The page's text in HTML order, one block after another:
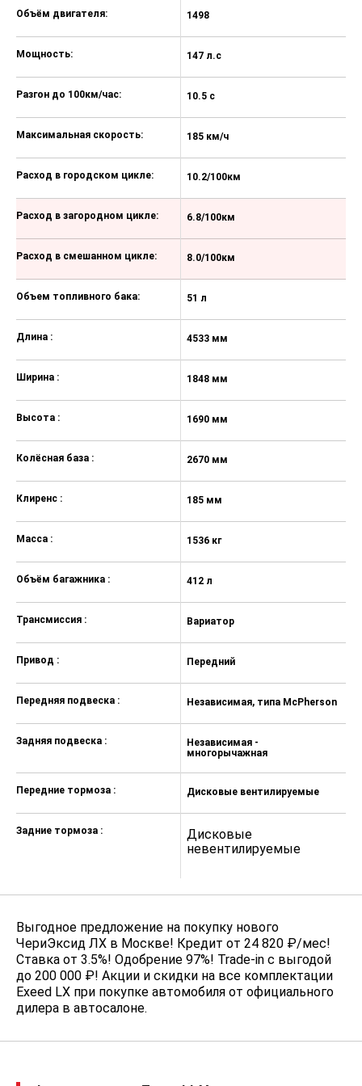
Рейлинги на крыше
Декоративная подсветка салона
Накладки на пороги
поддержкой
Регулировка передних сидений по
высоте
Складывающееся заднее сиденье
Отделка кожей рулевого колеса
Обогрев рулевого колеса
Электрорегулировка передних
сидений
Подогрев передних сидений
Круиз-контроль
Мультифункциональное рулевое
колесо
Электропривод зеркал
Открытие багажника без помощи
Бортовой компьютер
Усилитель руля
Электропривод крышки багажника
Климат-контроль 2-зонный
Электроскладывание зеркал
Камера задняя
Электростеклоподъёмники задние
Парктроник задний
движения
Электростеклоподъёмники
передние
Система доступа без ключа
Запуск двигателя с кнопки
Дистанционный запуск двигателя
Объём двигателя:
Мощность:
Разгон до 100км/час:
Максимальная скорость:
Расход в городском цикле:
Расход в загородном цикле:
Расход в смешанном цикле:
Объем топливного бака:
Длина :
Ширина :
Высота :
Колёсная база :
Клиренс :
Масса :
Объём багажника :
Трансмиссия :
Привод :
Передняя подвеска :
Задняя подвеска :
Передние тормоза :
Задние тормоза :
1498
147 л.с
10.5 с
185 км/ч
10.2/100км
6.8/100км
8.0/100км
51 л
4533 мм
1848 мм
1690 мм
2670 мм
185 мм
1536 кг
412 л
Вариатор
Передний
Независимая, типа McPherson
Независимая -
многорычажная
Дисковые вентилируемые
Дисковые
невентилируемые
Выгодное предложение на покупку нового
ЧериЭксид ЛХ в Москве! Кредит от 24 820 ₽/мес!
Ставка от 3.5%! Одобрение 97%! Trade-in с выгодой
до 200 000 ₽! Акции и скидки на все комплектации
Exeed LX при покупке автомобиля от официального
дилера в автосалоне.